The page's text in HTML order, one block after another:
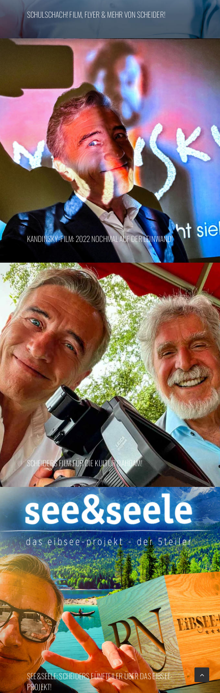
SCHULSCHACH! FILM, FLYER & MEHR VON SCHEIDER!
KANDINSKY-FILM: 2022 NOCHMAL AUF DER LEINWAND!
SCHEIDERS FILM FÜR DIE KULTUR DAHOAM!
SEE&SEELE: SCHEIDERS FÜNFTEILER ÜBER DAS EIBSEE-
PROJEKT!